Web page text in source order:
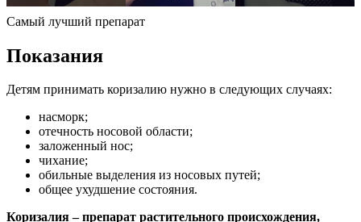
Самый лучший препарат
Показания
Детям принимать коризалию нужно в следующих случаях:
насморк;
отечность носовой области;
заложенный нос;
чихание;
обильные выделения из носовых путей;
общее ухудшение состояния.
Коризалия – препарат растительного происхождения,